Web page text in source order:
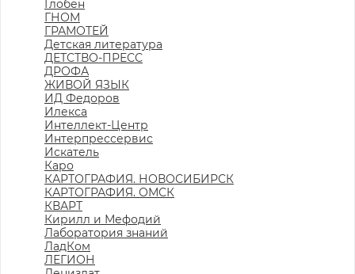
Глобен
ГНОМ
ГРАМОТЕЙ
Детская литература
ДЕТСТВО-ПРЕСС
ДРОФА
ЖИВОЙ ЯЗЫК
ИД Федоров
Илекса
Интеллект-Центр
Интерпрессервис
Искатель
Каро
КАРТОГРАФИЯ. НОВОСИБИРСК
КАРТОГРАФИЯ. ОМСК
КВАРТ
Кирилл и Мефодий
Лаборатория знаний
ЛадКом
ЛЕГИОН